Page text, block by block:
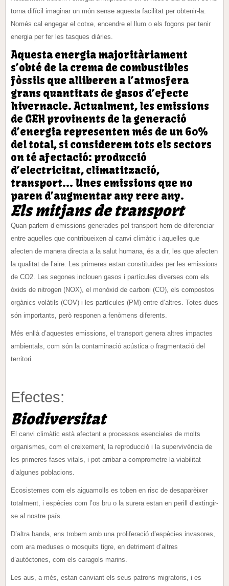
torna difícil imaginar un món sense aquesta facilitat per obtenir-la.
Només cal engegar el cotxe, encendre el llum o els fogons per tenir
energia per fer les tasques diàries.
Aquesta energia majoritàriament
s’obté de la crema de combustibles
fòssils que alliberen a l’atmosfera
grans quantitats de gasos d’efecte
hivernacle. Actualment, les emissions
de GEH provinents de la generació
d’energia representen més de un 60%
del total, si considerem tots els sectors
on té afectació: producció
d’electricitat, climatització,
transport… Unes emissions que no
paren d’augmentar any rere any.
Els mitjans de transport
Quan parlem d’emissions generades pel transport hem de diferenciar
entre aquelles que contribueixen al canvi climàtic i aquelles que
afecten de manera directa a la salut humana, és a dir, les que afecten
la qualitat de l’aire. Les primeres estan constituïdes per les emissions
de CO2. Les segones inclouen gasos i partícules diverses com els
òxids de nitrogen (NOX), el monòxid de carboni (CO), els compostos
orgànics volàtils (COV) i les partícules (PM) entre d’altres. Totes dues
són importants, però responen a fenòmens diferents.
Més enllà d’aquestes emissions, el transport genera altres impactes
ambientals, com són la contaminació acústica o fragmentació del
territori.
Efectes:
Biodiversitat
El canvi climàtic està afectant a processos esenciales de molts
organismes, com el creixement, la reproducció i la supervivència de
les primeres fases vitals, i pot arribar a comprometre la viabilitat
d’algunes poblacions.
Ecosistemes com els aiguamolls es toben en risc de desaparèixer
totalment, i espècies com l’os bru o la surera estan en perill d’extingir-
se al nostre país.
D’altra banda, ens trobem amb una proliferació d’espècies invasores,
com ara meduses o mosquits tigre, en detriment d’altres
d’autòctones, com els caragols marins.
Les aus, a més, estan canviant els seus patrons migratoris, i es